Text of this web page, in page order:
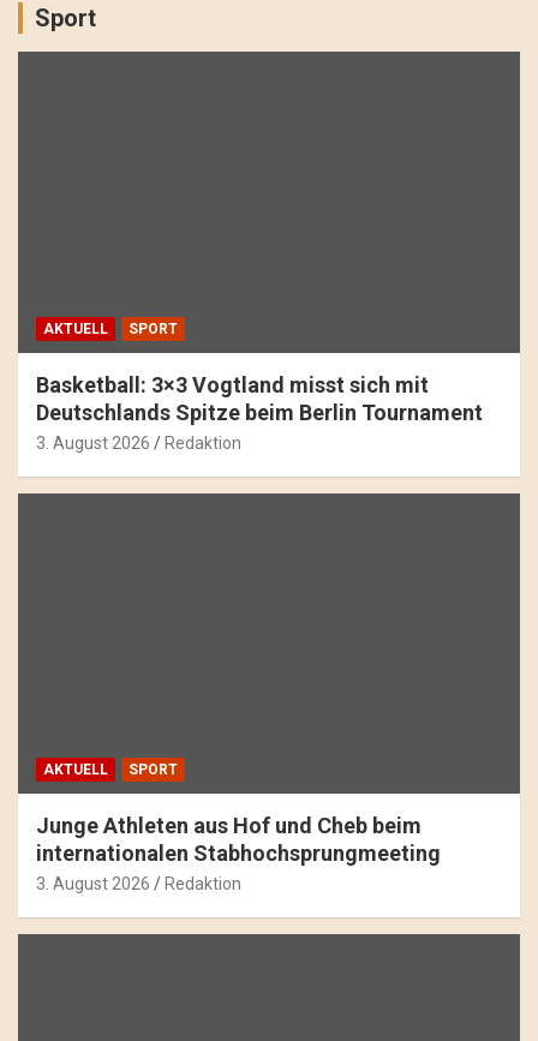
Sport
AKTUELL SPORT
Basketball: 3×3 Vogtland misst sich mit
Deutschlands Spitze beim Berlin Tournament
3. August 2026 Redaktion
AKTUELL SPORT
Junge Athleten aus Hof und Cheb beim
internationalen Stabhochsprungmeeting
3. August 2026 Redaktion